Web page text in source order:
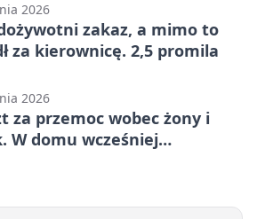
2026
zakaz, a mimo to
za kierownicę. 2,5 promila
2026
za przemoc wobec żony i
W domu wcześniej